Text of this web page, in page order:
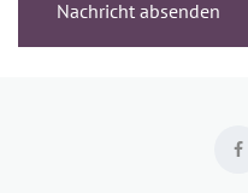
Nachricht absenden